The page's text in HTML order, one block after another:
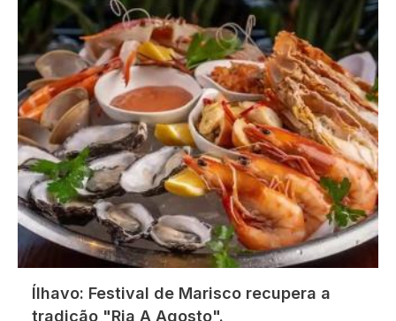
Ílhavo: Festival de Marisco recupera a
tradição "Ria A Agosto".